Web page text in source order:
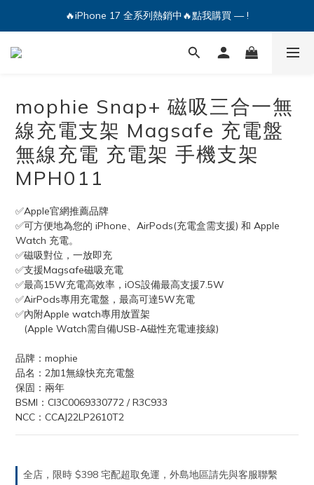
🔥iPhone 17 全系列熱銷中🔥點我購買 — !
💕加入Q哥 Line 新好友領優惠券！🎫
🔥iPhone 17 全系列熱銷中🔥點我購買 — !
mophie Snap+ 磁吸三合一無
線充電支架 Magsafe 充電盤
無線充電 充電架 手機支架
MPH011
✅Apple官網推薦品牌
✅可方便地為您的 iPhone、AirPods(充電盒需支援) 和 Apple
Watch 充電。
✅磁吸對位，一放即充
✅支援Magsafe磁吸充電
✅最高15W充電高效率，iOS設備最高支援7.5W
✅AirPods專用充電盤，最高可達5W充電
✅內附Apple watch專用放置架
   (Apple Watch需自備USB-A磁性充電連接線)
品牌：mophie
品名：2加1無線快充充電盤
保固：兩年
BSMI：CI3C0069330772 / R3C933
NCC：CCAJ22LP2610T2
全店，限時 $398 宅配超取免運，外島地區請先與客服聯繫